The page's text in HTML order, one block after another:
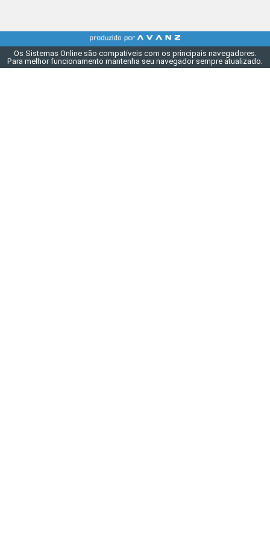
Os Sistemas Online são compatíveis com os principais navegadores.
Para melhor funcionamento mantenha seu navegador sempre atualizado.